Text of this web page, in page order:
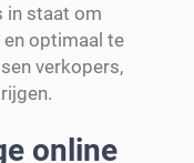
in staat om
optimaal te
verkopers,
online